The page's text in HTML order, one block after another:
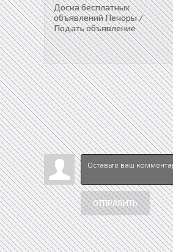
Доска бесплатных
объявлений Печоры /
Подать объявление
ОТПРАВИТЬ